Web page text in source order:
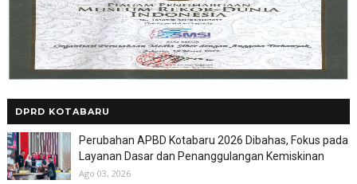
DPRD KOTABARU
Perubahan APBD Kotabaru 2026 Dibahas, Fokus pada
Layanan Dasar dan Penanggulangan Kemiskinan
Ago 03, 2026